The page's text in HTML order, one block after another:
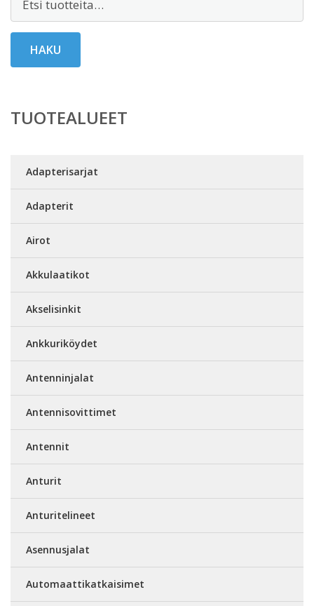
HAKU
TUOTEALUEET
Adapterisarjat
Adapterit
Airot
Akkulaatikot
Akselisinkit
Ankkuriköydet
Antenninjalat
Antennisovittimet
Antennit
Anturit
Anturitelineet
Asennusjalat
Automaattikatkaisimet